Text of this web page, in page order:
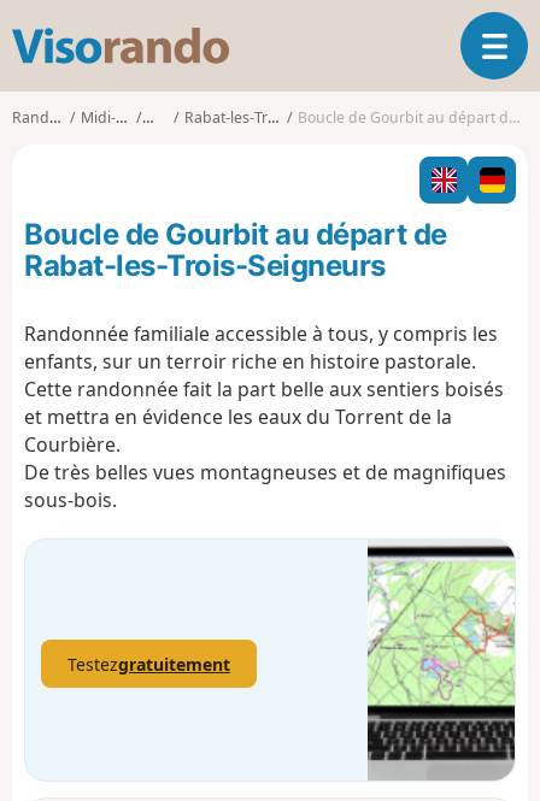
s
o
o
O
u
i
r
l
i
a
n
Randonnées Midi-Pyrénées AriègeRabat-les-Trois-Seigneurs Boucle de Gourbit au départ de Rabat-les-Trois-Seigneurs
Boucle de Gourbit au départ de
Rabat-les-Trois-Seigneurs
Randonnée familiale accessible à tous, y compris les
enfants, sur un terroir riche en histoire pastorale.
Cette randonnée fait la part belle aux sentiers boisés
et mettra en évidence les eaux du Torrent de la
Courbière.
De très belles vues montagneuses et de magnifiques
sous-bois.
Testezgratuitement